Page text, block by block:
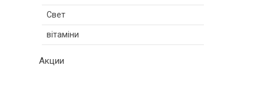
Свет
вітаміни
Акции